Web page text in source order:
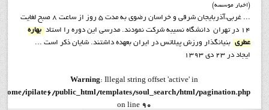
(اخبار موسسه)
... غربي،آذربايجان شرقي و خراسان رضوي به مدت 5 روز از ساعت 8 صبح لغايت
14 در تهران دانشگاه نسيبه شرکت نمودند. مدرسي اين دوره را استاد
بهاره
عطري بنيانگذار ورزش پيلاتس در ايران بعهده داشتند. شايان ذکر است ...
ایجاد در 23 دی 1393
Warning: Illegal string offset 'active' in
home/ipilate6/public_html/templates/soul_search/html/pagination.php
on line 90